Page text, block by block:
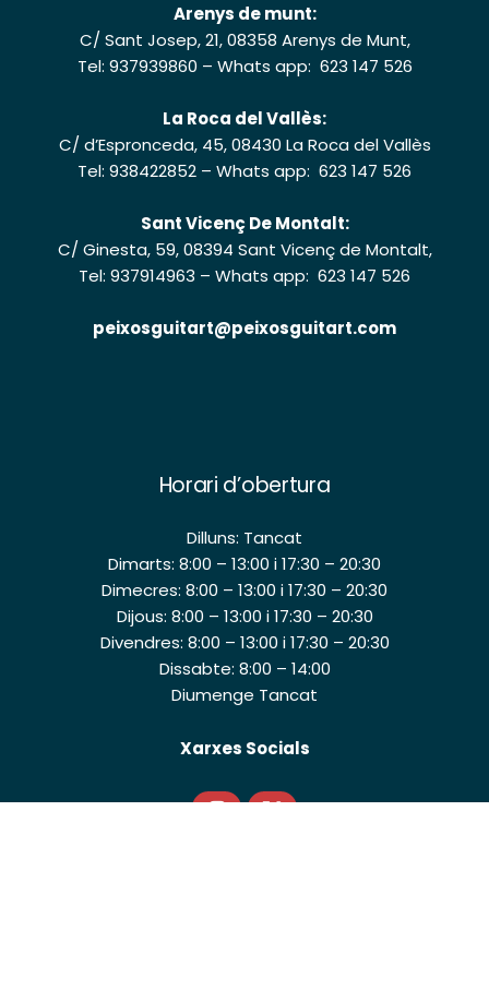
Arenys de munt:
C/ Sant Josep, 21, 08358 Arenys de Munt,
Tel: 937939860 – Whats app: 623 147 526
La Roca del Vallès:
C/ d’Espronceda, 45, 08430 La Roca del Vallès
Tel: 938422852 – Whats app: 623 147 526
Sant Vicenç De Montalt:
C/ Ginesta, 59, 08394 Sant Vicenç de Montalt,
Tel: 937914963 – Whats app: 623 147 526
peixosguitart@peixosguitart.com
Horari d’obertura
Dilluns: Tancat
Dimarts: 8:00 – 13:00 i 17:30 – 20:30
Dimecres: 8:00 – 13:00 i 17:30 – 20:30
Dijous: 8:00 – 13:00 i 17:30 – 20:30
Divendres: 8:00 – 13:00 i 17:30 – 20:30
Dissabte: 8:00 – 14:00
Diumenge Tancat
Xarxes Socials